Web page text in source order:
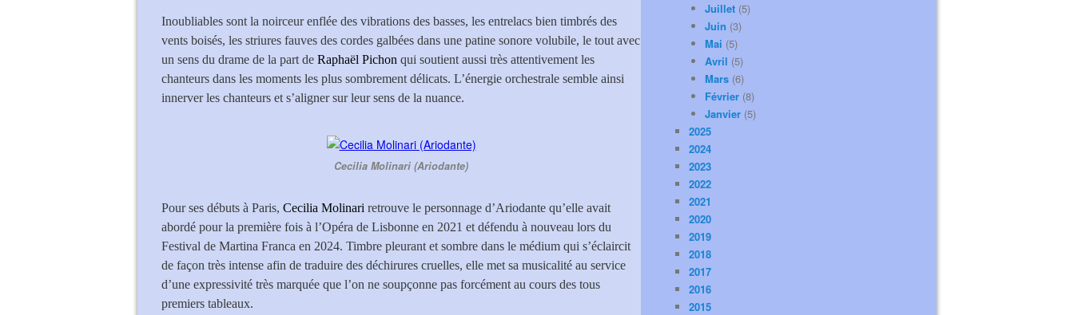
Inoubliables sont la noirceur enflée des vibrations des basses, les entrelacs bien timbrés des
vents boisés, les striures fauves des cordes galbées dans une patine sonore volubile, le tout avec
un sens du drame de la part de Raphaël Pichon qui soutient aussi très attentivement les
chanteurs dans les moments les plus sombrement délicats. L’énergie orchestrale semble ainsi
innerver les chanteurs et s’aligner sur leur sens de la nuance.
Cecilia Molinari (Ariodante)
Pour ses débuts à Paris, Cecilia Molinari retrouve le personnage d’Ariodante qu’elle avait
abordé pour la première fois à l’Opéra de Lisbonne en 2021 et défendu à nouveau lors du
Festival de Martina Franca en 2024. Timbre pleurant et sombre dans le médium qui s’éclaircit
de façon très intense afin de traduire des déchirures cruelles, elle met sa musicalité au service
d’une expressivité très marquée que l’on ne soupçonne pas forcément au cours des tous
premiers tableaux.
Juillet (5)
Juin (3)
Mai (5)
Avril (5)
Mars (6)
Février (8)
Janvier (5)
2025
2024
2023
2022
2021
2020
2019
2018
2017
2016
2015